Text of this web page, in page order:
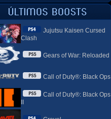
Jujutsu Kaisen Cursed
Clash
Gears of War: Reloaded
Call of Duty®: Black Ops
Call of Duty®: Black Ops